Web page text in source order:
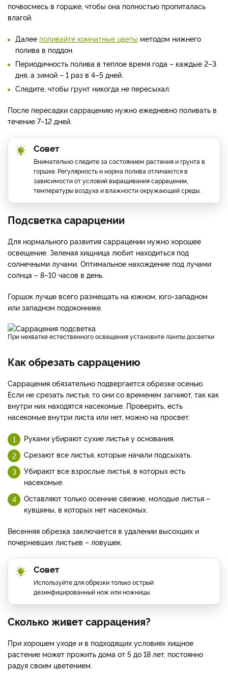
почвосмесь в горшке, чтобы она полностью пропиталась
влагой.
Далее поливайте комнатные цветы методом нижнего
полива в поддон.
Периодичность полива в теплое время года – каждые 2–3
дня, а зимой – 1 раз в 4–5 дней.
Следите, чтобы грунт никогда не пересыхал.
После пересадки саррацению нужно ежедневно поливать в
течение 7–12 дней.
Совет
Внимательно следите за состоянием растения и грунта в
горшке. Регулярность и норма полива отличаются в
зависимости от условий выращивания саррацении,
температуры воздуха и влажности окружающей среды.
Подсветка сарарцении
Для нормального развития саррацении нужно хорошее
освещение. Зеленая хищница любит находиться под
солнечными лучами. Оптимальное нахождение под лучами
солнца – 8–10 часов в день.
Горшок лучше всего размещать на южном, юго-западном
или западном подоконнике.
При нехватке естественного освещения установите лампы досветки
Как обрезать саррацению
Саррацения обязательно подвергается обрезке осенью.
Если не срезать листья, то они со временем загниют, так как
внутри них находятся насекомые. Проверить, есть
насекомые внутри листа или нет, можно на просвет.
Руками убирают сухие листья у основания.
Срезают все листья, которые начали подсыхать.
Убирают все взрослые листья, в которых есть
насекомые.
Оставляют только осенние свежие, молодые листья –
кувшины, в которых нет насекомых.
Весенняя обрезка заключается в удалении высохших и
почерневших листьев – ловушек.
Совет
Используйте для обрезки только острый
дезинфицированный нож или ножницы.
Сколько живет саррацения?
При хорошем уходе и в подходящих условиях хищное
растение может прожить дома от 5 до 18 лет, постоянно
радуя своим цветением.